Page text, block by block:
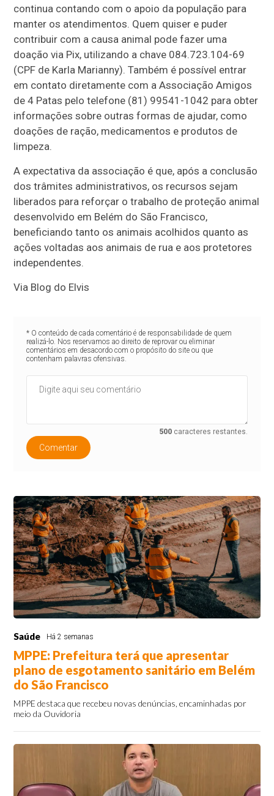
continua contando com o apoio da população para
manter os atendimentos. Quem quiser e puder
contribuir com a causa animal pode fazer uma
doação via Pix, utilizando a chave 084.723.104-69
(CPF de Karla Marianny). Também é possível entrar
em contato diretamente com a Associação Amigos
de 4 Patas pelo telefone (81) 99541-1042 para obter
informações sobre outras formas de ajudar, como
doações de ração, medicamentos e produtos de
limpeza.
A expectativa da associação é que, após a conclusão
dos trâmites administrativos, os recursos sejam
liberados para reforçar o trabalho de proteção animal
desenvolvido em Belém do São Francisco,
beneficiando tanto os animais acolhidos quanto as
ações voltadas aos animais de rua e aos protetores
independentes.
Via Blog do Elvis
* O conteúdo de cada comentário é de responsabilidade de quem
realizá-lo. Nos reservamos ao direito de reprovar ou eliminar
comentários em desacordo com o propósito do site ou que
contenham palavras ofensivas.
500 caracteres restantes.
Comentar
Saúde Há 2 semanas
MPPE: Prefeitura terá que apresentar
plano de esgotamento sanitário em Belém
do São Francisco
MPPE destaca que recebeu novas denúncias, encaminhadas por
meio da Ouvidoria